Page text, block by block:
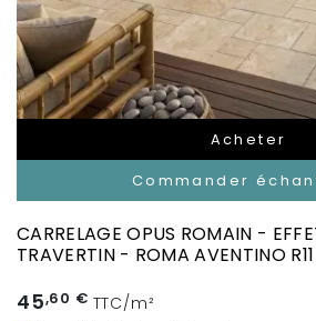
Acheter
Commander
CARRELAGE OPUS ROMAIN -
TRAVERTIN - ROMA AVENTINO R11
45,60 € TTC/m²